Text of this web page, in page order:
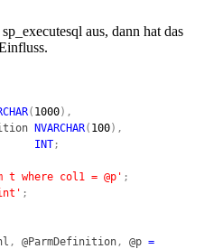
aus, dann hat das
( 1000),
NVARCHAR( 100),
INT ;
where col1 = @p' ;
int' ;
, @ParmDefinition , @p =